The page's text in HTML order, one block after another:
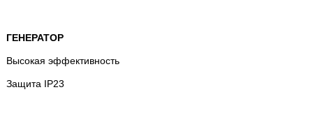
ГЕНЕРАТОР
Высокая эффективность
Защита IP23